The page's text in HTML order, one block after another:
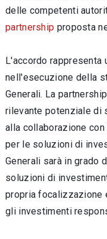
delle competenti
partnership proposta
L'accordo rappresenta
nell'esecuzione della
Generali. La
rilevante potenziale di
alla collaborazione
per le soluzioni di
Generali sarà in grado
soluzioni di
propria focalizzazione
gli investimenti